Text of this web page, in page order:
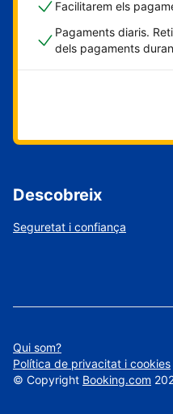
Facilitarem els
Pagaments diaris.
dels pagaments
Descobreix
Seguretat i confiança
Qui som?
Política de privacitat i cookies
© Copyright Booking.com